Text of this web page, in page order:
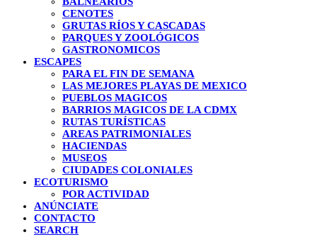
CENOTES
GRUTAS RÍOS Y CASCADAS
PARQUES Y ZOOLÓGICOS
GASTRONOMICOS
ESCAPES
PARA EL FIN DE SEMANA
LAS MEJORES PLAYAS DE MEXICO
PUEBLOS MAGICOS
BARRIOS MAGICOS DE LA CDMX
RUTAS TURÍSTICAS
AREAS PATRIMONIALES
HACIENDAS
MUSEOS
CIUDADES COLONIALES
ECOTURISMO
POR ACTIVIDAD
ANÚNCIATE
CONTACTO
SEARCH